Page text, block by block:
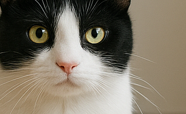
di salvataggio
per cani, il modello
ideale per mare
in offerta su Amazon